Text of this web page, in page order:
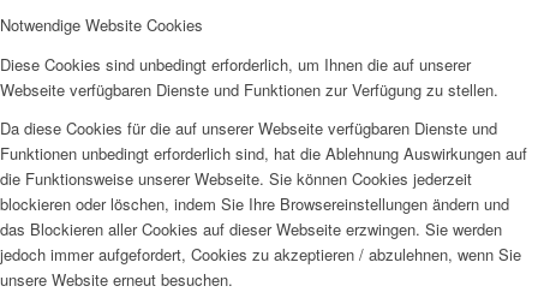
Notwendige Website Cookies
Diese Cookies sind unbedingt erforderlich, um Ihnen die auf unserer
Webseite verfügbaren Dienste und Funktionen zur Verfügung zu stellen.
Da diese Cookies für die auf unserer Webseite verfügbaren Dienste und
Funktionen unbedingt erforderlich sind, hat die Ablehnung Auswirkungen auf
die Funktionsweise unserer Webseite. Sie können Cookies jederzeit
blockieren oder löschen, indem Sie Ihre Browsereinstellungen ändern und
das Blockieren aller Cookies auf dieser Webseite erzwingen. Sie werden
jedoch immer aufgefordert, Cookies zu akzeptieren / abzulehnen, wenn Sie
unsere Website erneut besuchen.